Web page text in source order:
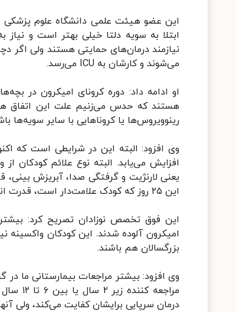
این عضو هیئت علمی دانشگاه علوم پزشکی
نیازمند درمان‌های حمایتی هستند ولی اگر
می‌شوند و کارشان به ICU می‌رسد.
هستند که حدس می‌زنیم علت این اتفاق
رینوویروس‌ها یا کروناهایی با سایر سویه‌ها
وی افزود: البته این در شرایطی است که
افزایش می‌یابد. البته نوع علائم
یعنی لارنژیت و گرفتگی صدا، آبریزش
این ۲۵ روز که کودک علامت‌دار است، قدرت انتقال بیماری به سایرین را هم داشته باشد.
این فوق تخصص نوزادان تصریح کرد:
امیکرون آلوده شدند. این کودکان واکسینه
بزرگسالان هم باشند.
درمان سرپایی برایشان کفایت می‌کند، ولی